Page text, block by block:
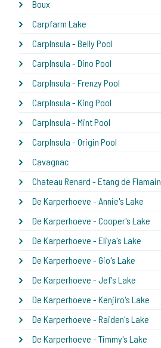
Boux
Carpfarm Lake
CarpInsula - Belly Pool
CarpInsula - Dino Pool
CarpInsula - Frenzy Pool
CarpInsula - King Pool
CarpInsula - Mint Pool
CarpInsula - Origin Pool
Cavagnac
Chateau Renard - Etang de Flamain
De Karperhoeve - Annie's Lake
De Karperhoeve - Cooper's Lake
De Karperhoeve - Eliya's Lake
De Karperhoeve - Gio's Lake
De Karperhoeve - Jef's Lake
De Karperhoeve - Kenjiro's Lake
De Karperhoeve - Raiden's Lake
De Karperhoeve - Timmy's Lake